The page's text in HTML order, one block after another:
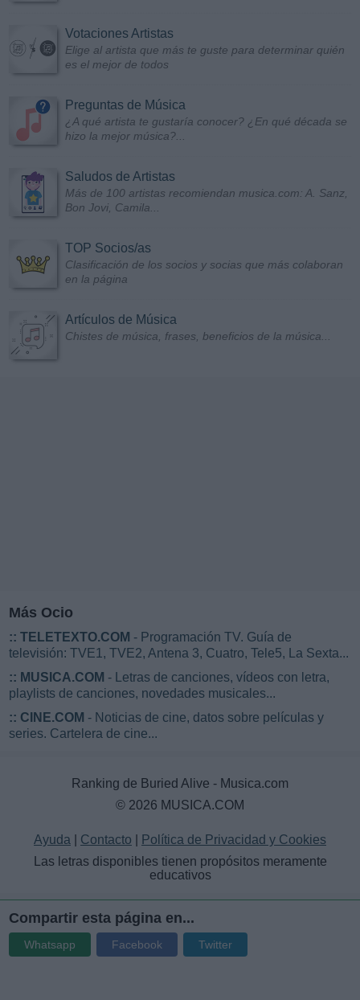
Votaciones Artistas
Elige al artista que más te guste para determinar quién
es el mejor de todos
Preguntas de Música
¿A qué artista te gustaría conocer? ¿En qué década se
hizo la mejor música?...
Saludos de Artistas
Más de 100 artistas recomiendan musica.com: A. Sanz,
Bon Jovi, Camila...
TOP Socios/as
Clasificación de los socios y socias que más colaboran
en la página
Artículos de Música
Chistes de música, frases, beneficios de la música...
Más Ocio
:: TELETEXTO.COM - Programación TV. Guía de
televisión: TVE1, TVE2, Antena 3, Cuatro, Tele5, La Sexta...
:: MUSICA.COM - Letras de canciones, vídeos con letra,
playlists de canciones, novedades musicales...
:: CINE.COM - Noticias de cine, datos sobre películas y
series. Cartelera de cine...
Ranking de Buried Alive - Musica.com
© 2026 MUSICA.COM
Ayuda Contacto
Política de Privacidad y Cookies
Las letras disponibles tienen propósitos meramente
educativos
Compartir esta página en...
Whatsapp Facebook Twitter